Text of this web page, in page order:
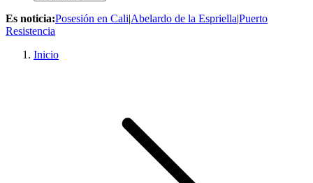
Es noticia:Posesión en Cali|Abelardo de la Espriella|Puerto
Resistencia
Inicio